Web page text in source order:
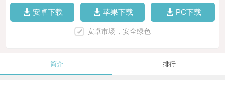
安卓下载 苹果下载 PC下载
安卓市场，安全绿色
简介 排行